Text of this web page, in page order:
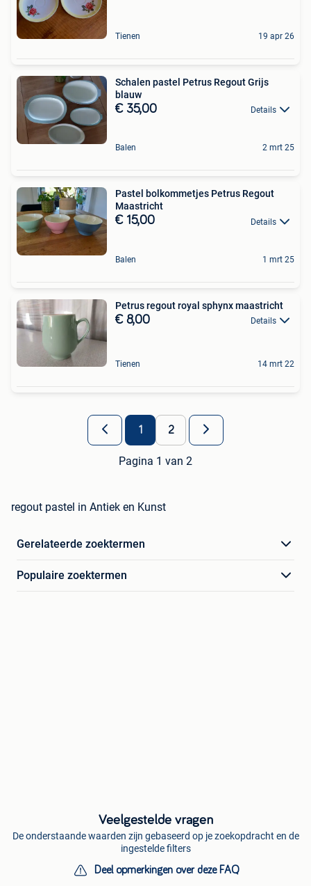
Tienen 19 apr 26
Schalen pastel Petrus Regout Grijs
blauw
€ 35,00 Details
Balen 2 mrt 25
Pastel bolkommetjes Petrus Regout
Maastricht
€ 15,00 Details
Balen 1 mrt 25
Petrus regout royal sphynx maastricht
€ 8,00 Details
Tienen 14 mrt 22
1 2
Pagina 1 van 2
regout pastel in Antiek en Kunst
Gerelateerde zoektermen
Populaire zoektermen
Veelgestelde vragen
De onderstaande waarden zijn gebaseerd op je zoekopdracht en de
ingestelde filters
Deel opmerkingen over deze FAQ